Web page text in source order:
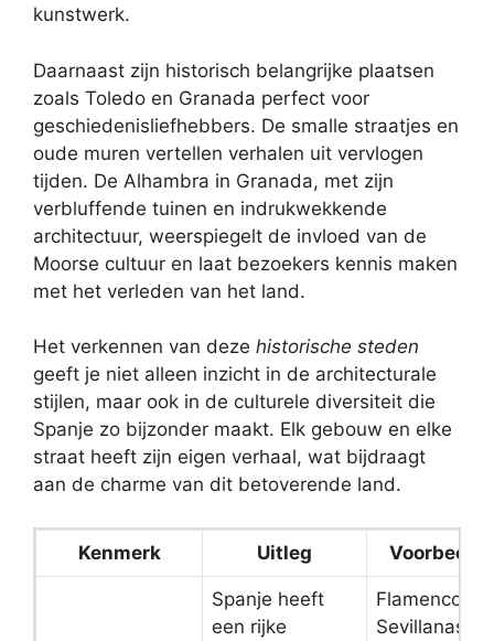
kunstwerk.
Daarnaast zijn historisch belangrijke plaatsen
zoals Toledo en Granada perfect voor
geschiedenisliefhebbers. De smalle straatjes en
oude muren vertellen verhalen uit vervlogen
tijden. De Alhambra in Granada, met zijn
verbluffende tuinen en indrukwekkende
architectuur, weerspiegelt de invloed van de
Moorse cultuur en laat bezoekers kennis maken
met het verleden van het land.
Het verkennen van deze historische steden
geeft je niet alleen inzicht in de architecturale
stijlen, maar ook in de culturele diversiteit die
Spanje zo bijzonder maakt. Elk gebouw en elke
straat heeft zijn eigen verhaal, wat bijdraagt
aan de charme van dit betoverende land.
Kenmerk Uitleg Voorbeeld
Spanje heeft
een rijke
Flamenco en
Sevillanas